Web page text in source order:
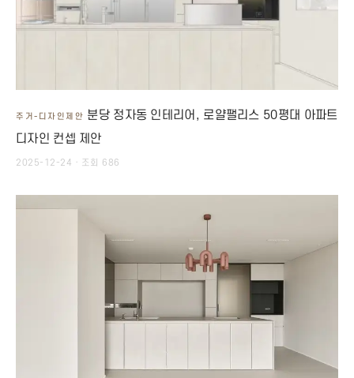
주거-디자인제안 분당 정자동 인테리어, 로얄팰리스 50평대 아파트
디자인 컨셉 제안
2025-12-24 · 조회 686